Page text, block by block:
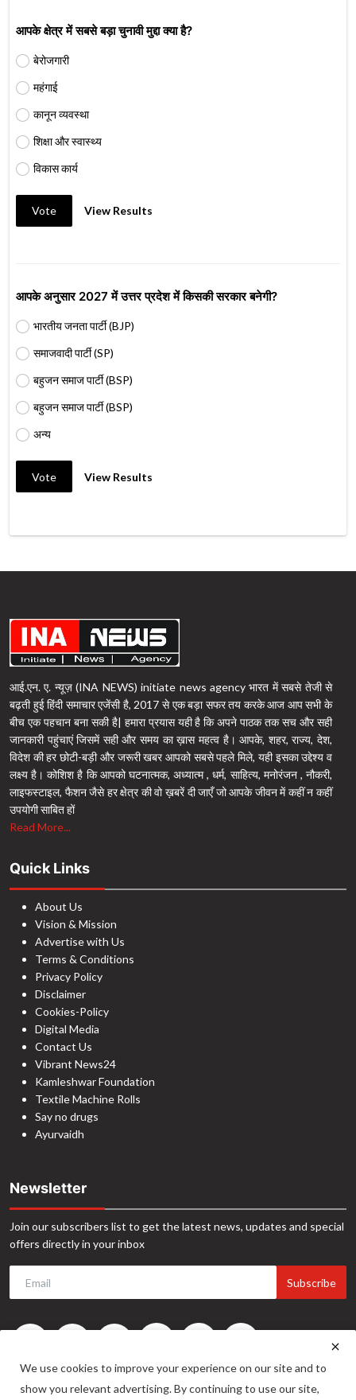
आपके क्षेत्र में सबसे बड़ा चुनावी मुद्दा क्या है?
बेरोजगारी
महंगाई
कानून व्यवस्था
शिक्षा और स्वास्थ्य
विकास कार्य
Vote View Results
आपके अनुसार 2027 में उत्तर प्रदेश में किसकी सरकार बनेगी?
भारतीय जनता पार्टी (BJP)
समाजवादी पार्टी (SP)
बहुजन समाज पार्टी (BSP)
बहुजन समाज पार्टी (BSP)
अन्य
Vote View Results
आई.एन. ए. न्यूज़ (INA NEWS) initiate news agency भारत में सबसे तेजी से
बढ़ती हुई हिंदी समाचार एजेंसी है, 2017 से एक बड़ा सफर तय करके आज आप सभी के
बीच एक पहचान बना सकी है| हमारा प्रयास यही है कि अपने पाठक तक सच और सही
जानकारी पहुंचाएं जिसमें सही और समय का ख़ास महत्व है। आपके, शहर, राज्य, देश,
विदेश की हर छोटी-बड़ी और जरूरी खबर आपको सबसे पहले मिले, यही इसका उद्देश्य व
लक्ष्य है। कोशिश है कि आपको घटनात्मक, अध्यात्म , धर्म, साहित्य, मनोरंजन , नौकरी,
लाइफस्टाइल, फैशन जैसे हर क्षेत्र की वो ख़बरें दी जाएँ जो आपके जीवन में कहीं न कहीं
उपयोगी साबित हों
Read More...
Quick Links
About Us
Vision & Mission
Advertise with Us
Terms & Conditions
Privacy Policy
Disclaimer
Cookies-Policy
Digital Media
Contact Us
Vibrant News24
Kamleshwar Foundation
Textile Machine Rolls
Say no drugs
Ayurvaidh
Newsletter
Join our subscribers list to get the latest news, updates and special
offers directly in your inbox
Subscribe
We use cookies to improve your experience on our site and to
show you relevant advertising. By continuing to use our site,